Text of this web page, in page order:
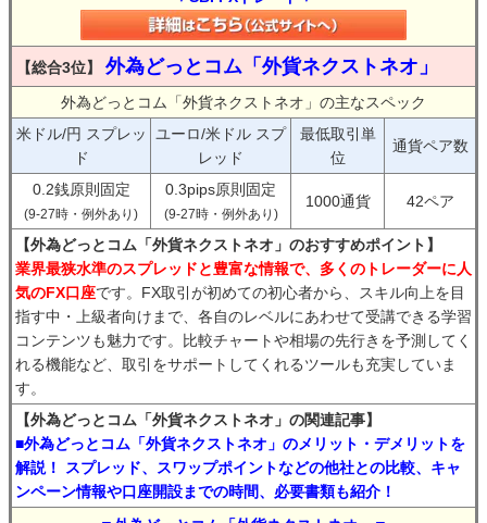
【総合3位】 外為どっとコム「外貨ネクストネオ」
外為どっとコム「外貨ネクストネオ」の主なスペック
米ドル/円 スプレッ
ド
ユーロ/米ドル スプ
レッド
最低取引単
位
通貨ペア数
0.2銭原則固定
(9-27時・例外あり)
0.3pips原則固定
(9-27時・例外あり)
1000通貨 42ペア
【外為どっとコム「外貨ネクストネオ」のおすすめポイント】
業界最狭水準のスプレッドと豊富な情報で、多くのトレーダーに人
気のFX口座です。FX取引が初めての初心者から、スキル向上を目
指す中・上級者向けまで、各自のレベルにあわせて受講できる学習
コンテンツも魅力です。比較チャートや相場の先行きを予測してく
れる機能など、取引をサポートしてくれるツールも充実していま
す。
【外為どっとコム「外貨ネクストネオ」の関連記事】
■外為どっとコム「外貨ネクストネオ」のメリット・デメリットを
解説！ スプレッド、スワップポイントなどの他社との比較、キャ
ンペーン情報や口座開設までの時間、必要書類も紹介！